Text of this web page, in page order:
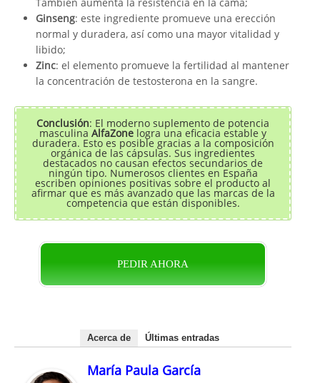
También aumenta la resistencia en la cama;
Ginseng: este ingrediente promueve una erección
normal y duradera, así como una mayor vitalidad y
libido;
Zinc: el elemento promueve la fertilidad al mantener
la concentración de testosterona en la sangre.
Conclusión: El moderno suplemento de potencia
masculina AlfaZone logra una eficacia estable y
duradera. Esto es posible gracias a la composición
orgánica de las cápsulas. Sus ingredientes
destacados no causan efectos secundarios de
ningún tipo. Numerosos clientes en España
escriben opiniones positivas sobre el producto al
afirmar que es más avanzado que las marcas de la
competencia que están disponibles.
PEDIR AHORA
Acerca de Últimas entradas
María Paula García